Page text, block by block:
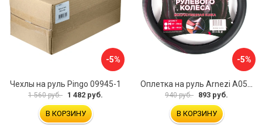
-5%
Чехлы на руль Pingo 09945-1
1 560 руб. 1 482 руб.
В КОРЗИНУ
-5%
940 руб. 893 руб.
В КОРЗИНУ